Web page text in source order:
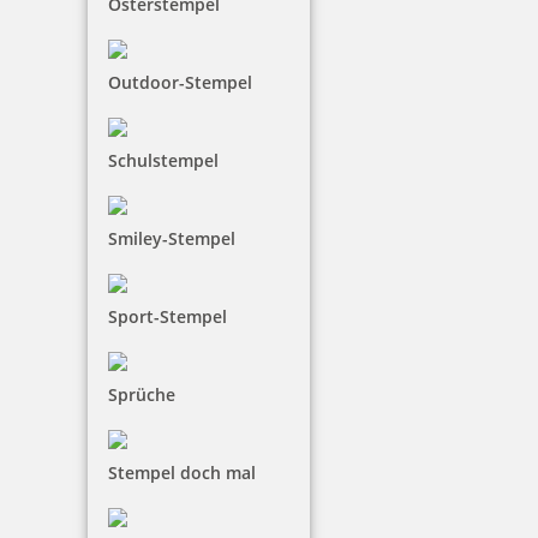
Outdoor-Stempel
Schulstempel
Smiley-Stempel
Sport-Stempel
Sprüche
Stempel doch mal